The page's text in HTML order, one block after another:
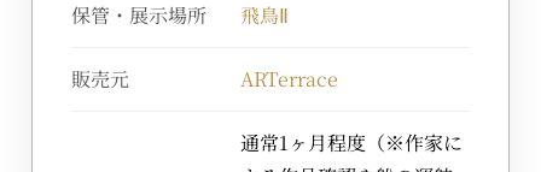
保管・展示場所 飛鳥Ⅱ
販売元 ARTerrace
通常1ヶ月程度（※作家に